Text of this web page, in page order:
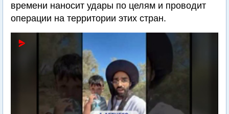
времени наносит удары по целям и проводит
операции на территории этих стран.